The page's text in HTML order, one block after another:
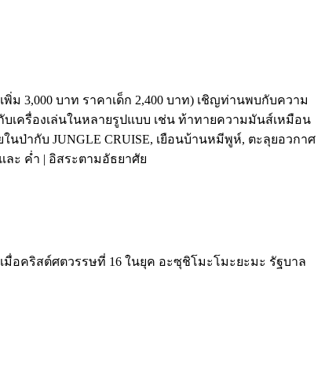
3,000 บาท ราคาเด็ก 2,400 บาท) เชิญท่านพบกับความ
เครื่องเล่นในหลายรูปแบบ เช่น ท้าทายความมันส์เหมือน
นป่ากับ JUNGLE CRUISE, เยือนบ้านหมีพูห์, ตะลุยอวกาศ
ละ ค่ำ | อิสระตามอัธยาศัย
อคริสต์ศตวรรษที่ 16 ในยุค อะซุชิโมะโมะยะมะ รัฐบาล